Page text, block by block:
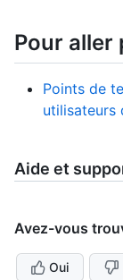
Pour aller
Points de
utilisateurs
Aide et
Avez-vous
Oui